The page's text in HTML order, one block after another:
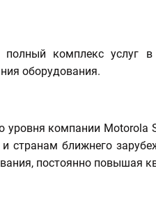
комплекс услуг
оборудования.
компании Motorola
странам ближнего
постоянно повышая